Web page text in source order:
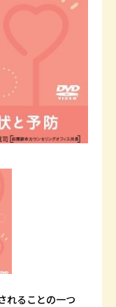
れることの一つ